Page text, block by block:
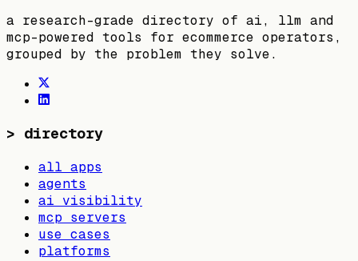
a research-grade directory of ai, llm and
mcp-powered tools for ecommerce operators,
grouped by the problem they solve.
> directory
all apps
agents
ai visibility
mcp servers
use cases
platforms